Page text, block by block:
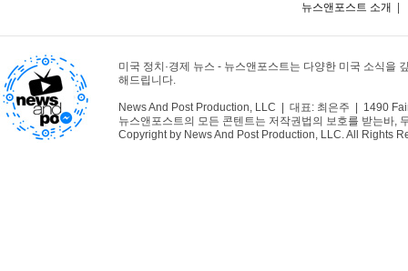
뉴스앤포스트 소개
미국 정치·경제 뉴스 - 뉴스앤포스트는 다양한 미국 소식을
해드립니다.
News And Post Production, LLC | 대표: 최은주 | 1490
뉴스앤포스트의 모든 콘텐트는 저작권법의 보호를 받는바,
Copyright by News And Post Production, LLC. All Rights